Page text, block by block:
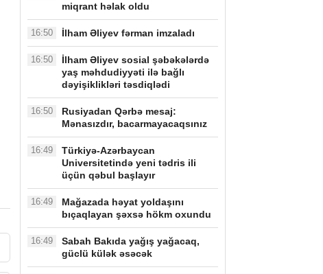
miqrant həlak oldu
16:50 İlham Əliyev fərman imzaladı
16:50
İlham Əliyev sosial şəbəkələrdə
yaş məhdudiyyəti ilə bağlı
dəyişiklikləri təsdiqlədi
16:50
Rusiyadan Qərbə mesaj:
Mənasızdır, bacarmayacaqsınız
16:49
Türkiyə-Azərbaycan
Universitetində yeni tədris ili
üçün qəbul başlayır
16:49
Mağazada həyat yoldaşını
bıçaqlayan şəxsə hökm oxundu
16:49
Sabah Bakıda yağış yağacaq,
güclü külək əsəcək